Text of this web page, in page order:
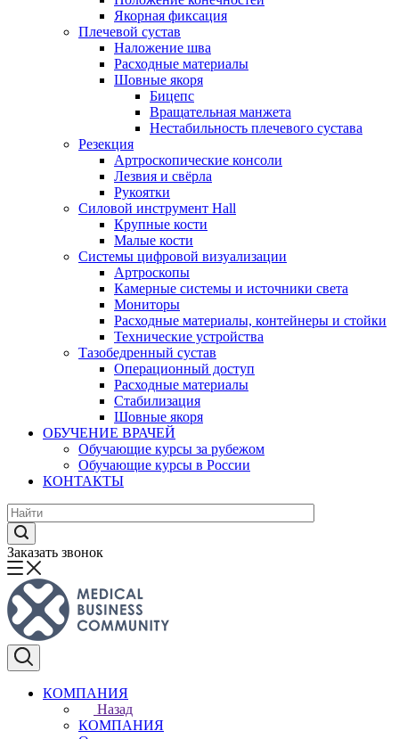
Якорная фиксация
Плечевой сустав
Наложение шва
Расходные материалы
Шовные якоря
Бицепс
Вращательная манжета
Нестабильность плечевого сустава
Резекция
Артроскопические консоли
Лезвия и свёрла
Рукоятки
Силовой инструмент Hall
Крупные кости
Малые кости
Системы цифровой визуализации
Артроскопы
Камерные системы и источники света
Мониторы
Расходные материалы, контейнеры и стойки
Технические устройства
Тазобедренный сустав
Операционный доступ
Расходные материалы
Стабилизация
Шовные якоря
ОБУЧЕНИЕ ВРАЧЕЙ
Обучающие курсы за рубежом
Обучающие курсы в России
КОНТАКТЫ
Заказать звонок
КОМПАНИЯ
Назад
КОМПАНИЯ